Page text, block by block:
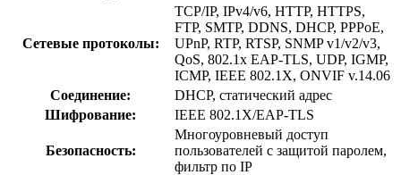
Сетевые протоколы:
TCP/IP, IPv4/v6, HTTP, HTTPS,
FTP, SMTP, DDNS, DHCP, PPPoE,
UPnP, RTP, RTSP, SNMP v1/v2/v3,
QoS, 802.1x EAP-TLS, UDP, IGMP,
ICMP, IEEE 802.1X, ONVIF v.14.06
Соединение:
DHCP, статический адрес
Шифрование:
IEEE 802.1X/EAP-TLS
Безопасность:
Многоуровневый доступ
пользователей с защитой паролем,
фильтр по IP